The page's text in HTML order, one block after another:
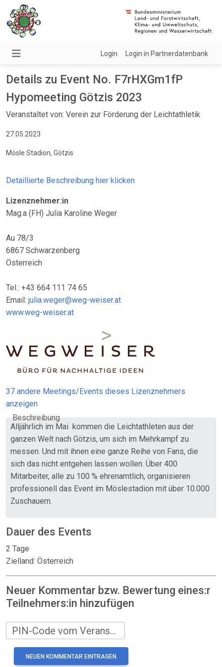
Login Login in Partnerdatenbank
Details zu Event No. F7rHXGm1fP
Hypomeeting Götzis 2023
Veranstaltet von: Verein zur Förderung der Leichtathletik
27.05.2023
Mösle Stadion, Götzis
Detaillierte Beschreibung hier klicken
Lizenznehmer:in
Mag.a (FH) Julia Karoline Weger
Au 78/3
6867 Schwarzenberg
Österreich
Tel.: +43 664 111 74 65
Email: julia.weger@weg-weiser.at
www.weg-weiser.at
37 andere Meetings/Events dieses Lizenznehmers
anzeigen
Beschreibung
Alljährlich im Mai kommen die Leichtathleten aus der
ganzen Welt nach Götzis, um sich im Mehrkampf zu
messen. Und mit ihnen eine ganze Reihe von Fans, die
sich das nicht entgehen lassen wollen. Über 400
Mitarbeiter, alle zu 100 % ehrenamtlich, organisieren
professionell das Event im Möslestadion mit über 10.000
Zuschauern.
Dauer des Events
2 Tage
Zielland: Österreich
Neuer Kommentar bzw. Bewertung eines:r
Teilnehmers:in hinzufügen
PIN-Code vom Veranstalter